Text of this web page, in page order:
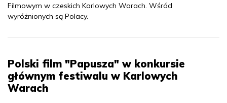
Filmowym w czeskich Karlowych Warach. Wśród
wyróżnionych są Polacy.
Polski film "Papusza" w konkursie
głównym festiwalu w Karlowych
Warach